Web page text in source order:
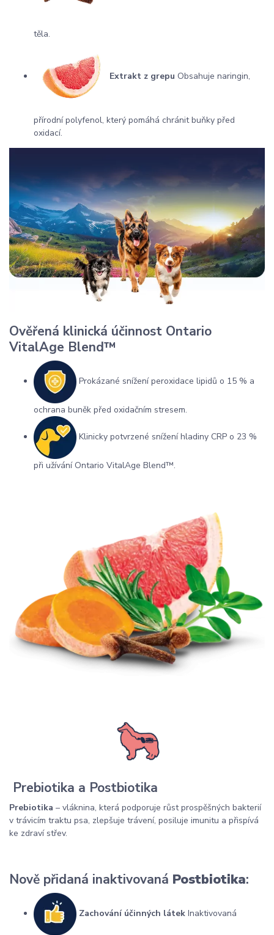
těla.
Extrakt z grepu Obsahuje naringin,
přírodní polyfenol, který pomáhá chránit buňky před
oxidací.
Ověřená klinická účinnost Ontario
VitalAge Blend™
Prokázané snížení peroxidace lipidů o 15 % a
ochrana buněk před oxidačním stresem.
Klinicky potvrzené snížení hladiny CRP o 23 %
při užívání Ontario VitalAge Blend™.
Prebiotika a Postbiotika
Prebiotika – vláknina, která podporuje růst prospěšných bakterií
v trávicím traktu psa, zlepšuje trávení, posiluje imunitu a přispívá
ke zdraví střev.
Nově přidaná inaktivovaná Postbiotika:
Zachování účinných látek Inaktivovaná